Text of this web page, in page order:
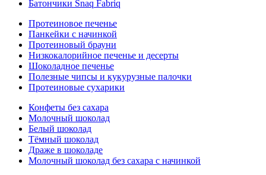
Батончики Snaq Fabriq
Протеиновое печенье
Панкейки с начинкой
Протеиновый брауни
Низкокалорийное печенье и десерты
Шоколадное печенье
Полезные чипсы и кукурузные палочки
Протеиновые сухарики
Конфеты без сахара
Молочный шоколад
Белый шоколад
Тёмный шоколад
Драже в шоколаде
Молочный шоколад без сахара с начинкой